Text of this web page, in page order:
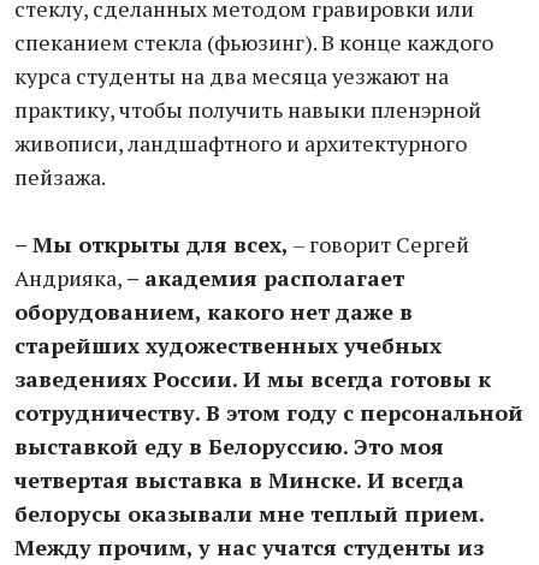
стеклу, сделанных методом гравировки или
спеканием стекла (фьюзинг). В конце каждого
курса студенты на два месяца уезжают на
практику, чтобы получить навыки пленэрной
живописи, ландшафтного и архитектурного
пейзажа.
– Мы открыты для всех, – говорит Сергей
Андрияка, – академия располагает
оборудованием, какого нет даже в
старейших художественных учебных
заведениях России. И мы всегда готовы к
сотрудничеству. В этом году с персональной
выставкой еду в Белоруссию. Это моя
четвертая выставка в Минске. И всегда
белорусы оказывали мне теплый прием.
Между прочим, у нас учатся студенты из